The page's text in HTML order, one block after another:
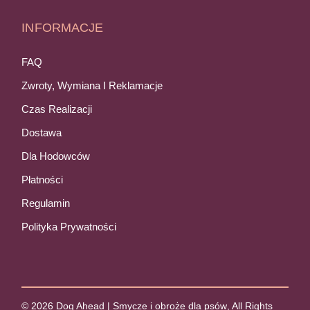
INFORMACJE
FAQ
Zwroty, Wymiana I Reklamacje
Czas Realizacji
Dostawa
Dla Hodowców
Płatności
Regulamin
Polityka Prywatności
© 2026 Dog Ahead | Smycze i obroże dla psów , All Rights